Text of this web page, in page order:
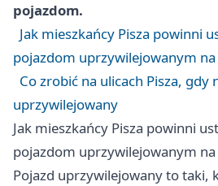
pojazdom.
Jak mieszkańcy Pisza powinni
pojazdom uprzywilejowanym
Co zrobić na ulicach Pisza, gdy
uprzywilejowany
Jak mieszkańcy Pisza powinni
pojazdom uprzywilejowanym
Pojazd uprzywilejowany to taki,